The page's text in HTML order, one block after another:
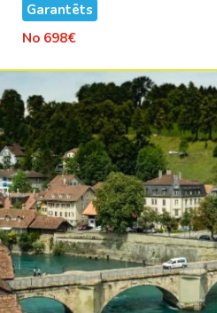
Garantēts
No 698€